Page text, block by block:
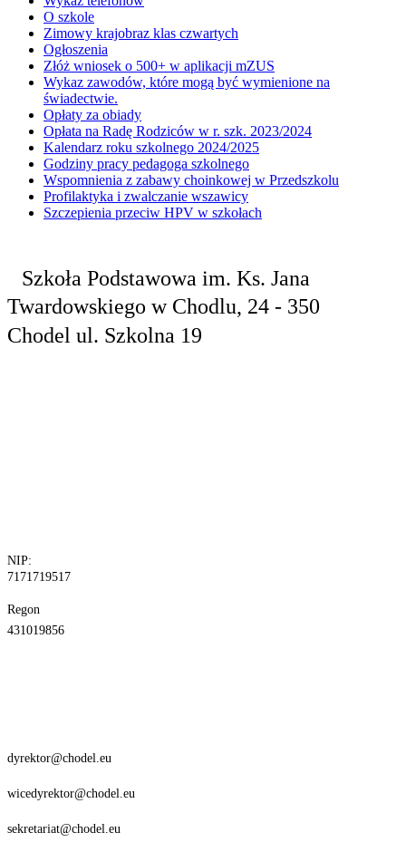
O szkole
Zimowy krajobraz klas czwartych
Ogłoszenia
Złóż wniosek o 500+ w aplikacji mZUS
Wykaz zawodów, które mogą być wymienione na
świadectwie.
Opłaty za obiady
Opłata na Radę Rodziców w r. szk. 2023/2024
Kalendarz roku szkolnego 2024/2025
Godziny pracy pedagoga szkolnego
Wspomnienia z zabawy choinkowej w Przedszkolu
Profilaktyka i zwalczanie wszawicy
Szczepienia przeciw HPV w szkołach
Szkoła Podstawowa im. Ks. Jana
Twardowskiego w Chodlu, 24 - 350
Chodel ul. Szkolna 19
NIP:
7171719517
Regon
431019856
dyrektor@chodel.eu
wicedyrektor@chodel.eu
sekretariat@chodel.eu